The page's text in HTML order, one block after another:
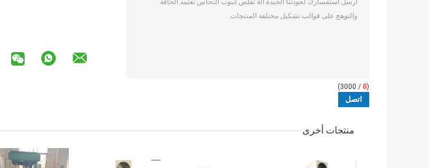
(
0
/ 3000)
منتجات أخرى